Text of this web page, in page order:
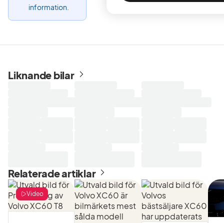
information.
Liknande bilar
Relaterade artiklar
Video